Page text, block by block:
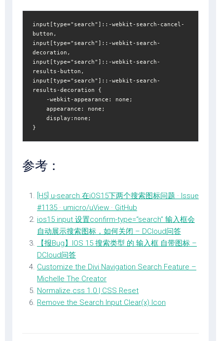
input[type="search"]::-webkit-search-cancel-
button,
input[type="search"]::-webkit-search-
decoration,
input[type="search"]::-webkit-search-
results-button,
input[type="search"]::-webkit-search-
results-decoration {
}
参考：
[H5] u-search 在iOS15下两个搜索图标问题 · Issue
#1135 · umicro/uView · GitHub
ios15 input 设置confirm-type=“search” 输入框会
自动展示搜索图标，如何关闭 – DCloud问答
【报Bug】IOS 15 搜索类型 的 输入框 自带图标 –
DCloud问答
Customize the Divi Navigation Search Feature –
Michelle The Creator
Normalize.css 1.0 | CSS Reset
Remove the Search Input Clear(x) Icon